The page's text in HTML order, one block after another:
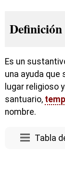
Definición
Es un
una ayuda que
lugar religioso
santuario,
nombre.
Tabla